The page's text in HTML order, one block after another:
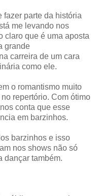
parte da história
me levando nos
claro que é uma aposta
grande
carreira de um cara
como ele.
o romantismo muito
repertório. Com ótimo
conta que esse
em barzinhos.
barzinhos e isso
nos shows não só
dançar também.